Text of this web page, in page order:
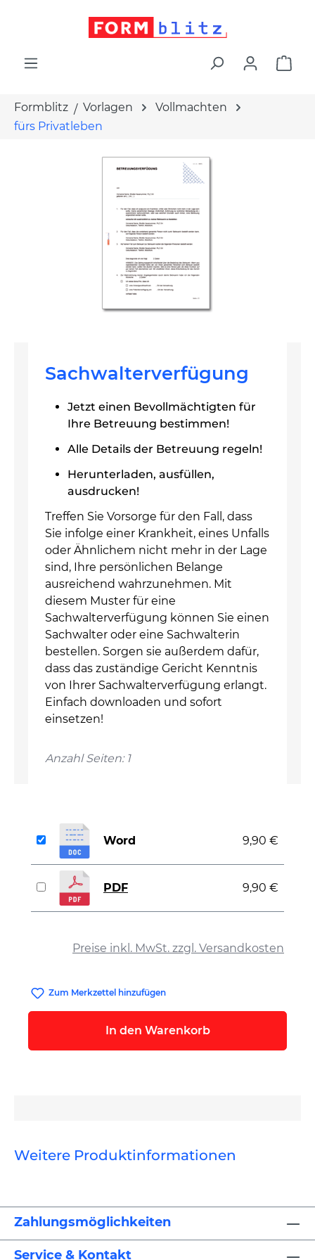
Formblitz Vorlagen
Vollmachten
fürs Privatleben
Sachwalterverfügung
Jetzt einen Bevollmächtigten für
Ihre Betreuung bestimmen!
Alle Details der Betreuung regeln!
Herunterladen, ausfüllen,
ausdrucken!
Treffen Sie Vorsorge für den Fall, dass
Sie infolge einer Krankheit, eines Unfalls
oder Ähnlichem nicht mehr in der Lage
sind, Ihre persönlichen Belange
ausreichend wahrzunehmen. Mit
diesem Muster für eine
Sachwalterverfügung können Sie einen
Sachwalter oder eine Sachwalterin
bestellen. Sorgen sie außerdem dafür,
dass das zuständige Gericht Kenntnis
von Ihrer Sachwalterverfügung erlangt.
Einfach downloaden und sofort
einsetzen!
Anzahl Seiten: 1
Preise inkl. MwSt. zzgl. Versandkosten
Word 9,90 €
PDF 9,90 €
Zum Merkzettel hinzufügen
In den Warenkorb
Weitere Produktinformationen
Zahlungsmöglichkeiten
Service & Kontakt